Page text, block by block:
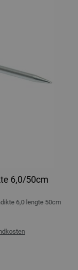
6,0/50cm
6,0 lengte 50cm